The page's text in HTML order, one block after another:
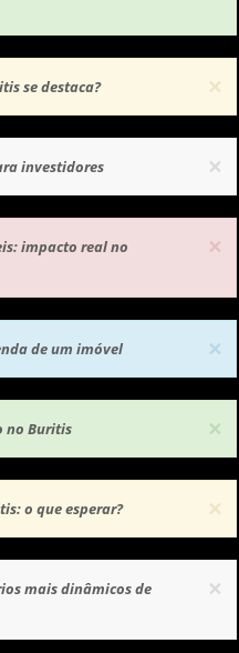
×
se destaca?
×
investidores
×
impacto real no
×
de um imóvel
×
no Buritis
×
o que esperar?
×
mais dinâmicos de